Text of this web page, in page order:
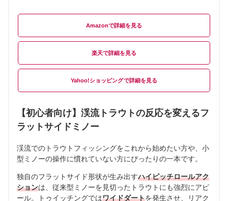
Amazon
楽天
Yahoo!ショッピング
【初心者向け】渓流トラウトの反応を変えるフ
ラットサイドミノー
渓流でのトラウトフィッシングをこれから始めたい方や、小
型ミノーの操作に慣れていない方にぴったりの一本です。
独自のフラットサイド形状が生み出すハイピッチロールアク
ションは、従来型ミノーを見切ったトラウトにも強烈にアピ
ール。トゥイッチングではワイドダートを発生させ、リアク